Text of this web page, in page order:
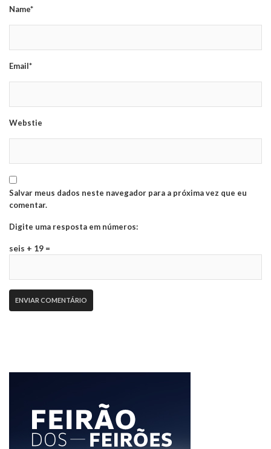
Name*
Email*
Webstie
Salvar meus dados neste navegador para a próxima vez que eu
comentar.
Digite uma resposta em números:
seis + 19 =